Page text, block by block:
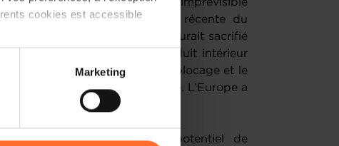
cookies est accessible
partage sur les réseaux
Marketing
dans le monde imprévisible
à l’Europe. Selon une étude récente du
internationale (ECIPE), l’UE aurait sacrifié
et 291 milliards d’euros de produit intérieur
l’accord UE-Mercosur. Le blocage et le
en tant que partenaire fiable. L’Europe a
pas d’inertie.
pleinement son propre potentiel de